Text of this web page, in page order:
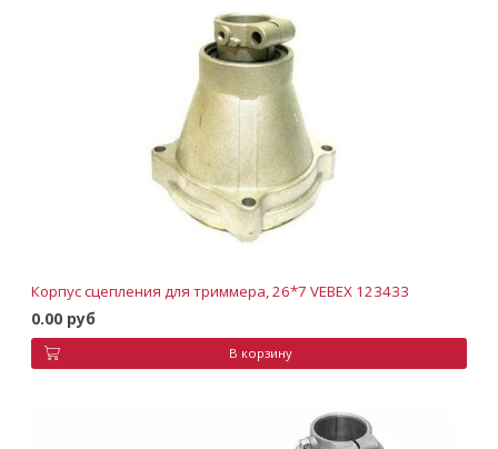
Корпус сцепления для триммера, 26*7 VEBEX 123433
0.00 руб
В корзину